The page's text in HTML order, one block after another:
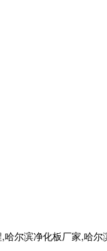
尔滨净化板厂家,哈